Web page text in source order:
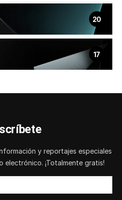
20
17
y reportajes especiales
electrónico. ¡Totalmente gratis!